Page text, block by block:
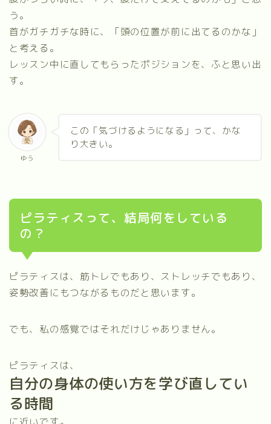
う。
首がガチガチな時に、「頭の位置が前に出てるのかな」
と考える。
レッスン中に直してもらったポジションを、ふと思い出
す。
ゆう
この「気づけるようになる」って、かな
り大きい。
ピラティスって、結局何をしている
の？
ピラティスは、筋トレでもあり、ストレッチでもあり、
姿勢改善にもつながるものだと思います。
でも、私の感覚ではそれだけじゃありません。
ピラティスは、
自分の身体の使い方を学び直してい
る時間